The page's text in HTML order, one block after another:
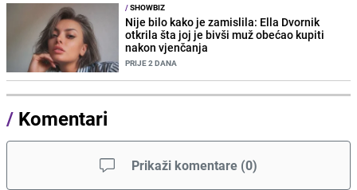
/SHOWBIZ
Nije bilo kako je zamislila: Ella Dvornik
otkrila šta joj je bivši muž obećao kupiti
nakon vjenčanja
PRIJE 2 DANA
/ Komentari
Prikaži komentare (0)